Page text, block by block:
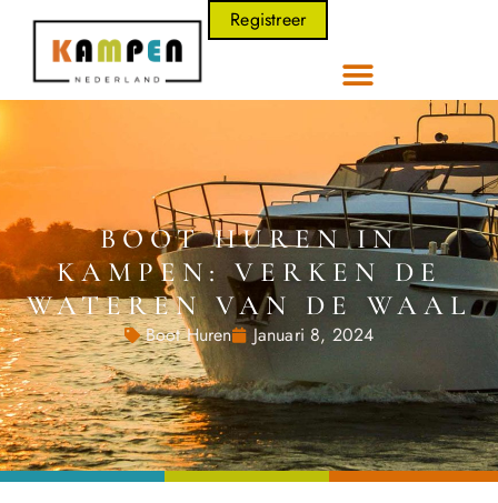
Registreer
BOOT HUREN IN
KAMPEN: VERKEN DE
WATEREN VAN DE WAAL
Boot Huren Januari 8, 2024